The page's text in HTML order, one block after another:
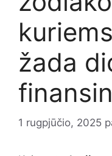
žada
1 rugpjūčio, 2025